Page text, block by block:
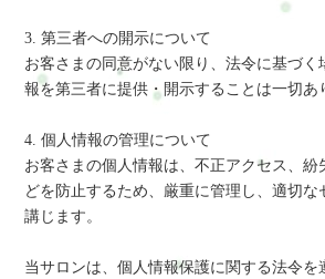
3. 第三者への開示について
お客さまの同意がない限り、法令に基づく
報を第三者に提供・開示することは一切あ
4. 個人情報の管理について
お客さまの個人情報は、不正アクセス、紛
どを防止するため、厳重に管理し、適切な
講じます。
当サロンは、個人情報保護に関する法令を